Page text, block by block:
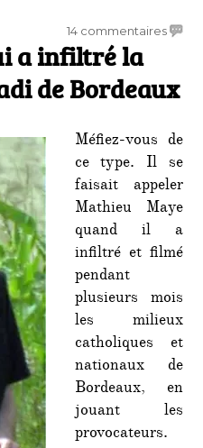
14 commentairessur
taupe
infiltré
la
de
a infiltré la
de Bordeaux
Méfiez-vous de
ce type. Il se
faisait appeler
Mathieu Maye
quand il a
infiltré et filmé
pendant
plusieurs mois
les milieux
catholiques et
nationaux de
Bordeaux, en
jouant les
provocateurs.